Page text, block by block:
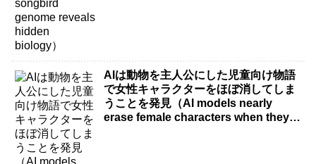
AIは動物を主人公にした児童向け物語
で女性キャラクターをほぼ消してしま
うことを発見（AI models nearly
erase female characters when they